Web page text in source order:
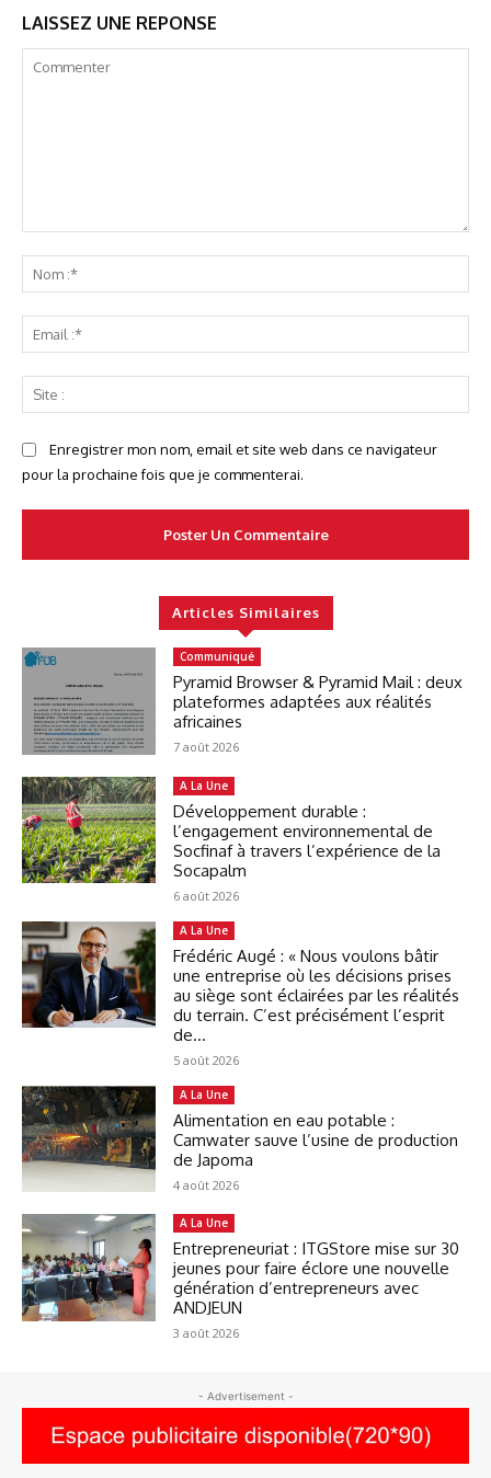
LAISSEZ UNE REPONSE
:*
:*
:
Enregistrer mon nom, email et site web dans ce navigateur
pour la prochaine fois que je commenterai.
Articles Similaires
Communiqué
Pyramid Browser & Pyramid Mail : deux
plateformes adaptées aux réalités
africaines
7 août 2026
A La Une
Développement durable :
l’engagement environnemental de
Socfinaf à travers l’expérience de la
Socapalm
6 août 2026
A La Une
Frédéric Augé : « Nous voulons bâtir
une entreprise où les décisions prises
au siège sont éclairées par les réalités
du terrain. C’est précisément l’esprit
de...
5 août 2026
A La Une
Alimentation en eau potable :
Camwater sauve l’usine de production
de Japoma
4 août 2026
A La Une
Entrepreneuriat : ITGStore mise sur 30
jeunes pour faire éclore une nouvelle
génération d’entrepreneurs avec
ANDJEUN
3 août 2026
- Advertisement -